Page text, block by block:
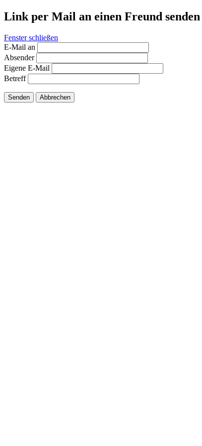
Link per Mail an einen Freund senden
Fenster schließen
E-Mail an
Absender
Eigene E-Mail
Betreff
Senden Abbrechen